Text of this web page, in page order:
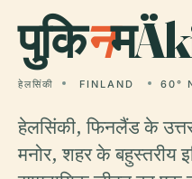
पुकिन
हेलसिंकी FINLAND 60°
हेलसिंकी, फिनलैंड के
मनोर, शहर के बहुस्तरीय